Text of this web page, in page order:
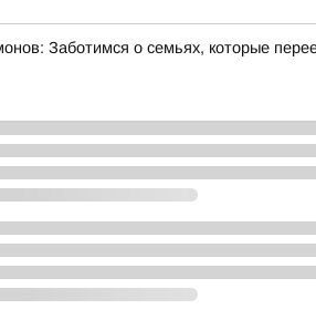
Заботимся о семьях, которые